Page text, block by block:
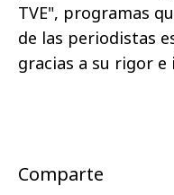
TVE", programas
de las periodistas
gracias a su rigor e
Comparte